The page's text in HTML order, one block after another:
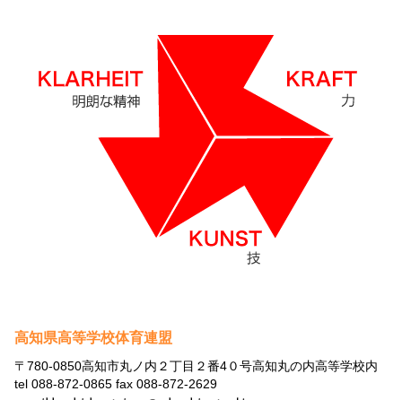
高知県高等学校体育連盟
〒780-0850高知市丸ノ内２丁目２番4０号高知丸の内高等学校内
tel 088-872-0865 fax 088-872-2629